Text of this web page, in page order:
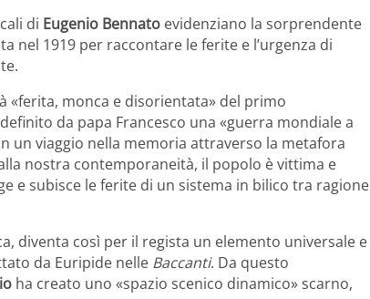
di Eugenio Bennato evidenziano la sorprendente
nel 1919 per raccontare le ferite e l’urgenza di
«ferita, monca e disorientata» del primo
da papa Francesco una «guerra mondiale a
un viaggio nella memoria attraverso la metafora
nostra contemporaneità, il popolo è vittima e
e subisce le ferite di un sistema in bilico tra ragione
diventa così per il regista un elemento universale e
da Euripide nelle Baccanti. Da questo
ha creato uno «spazio scenico dinamico» scarno,